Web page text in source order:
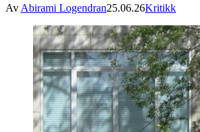
Av Abirami Logendran25.06.26Kritikk